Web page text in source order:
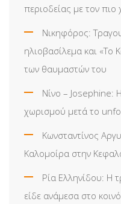
περιοδείας με τον πιο
Νικηφόρος:
ηλιοβασίλεμα και «Το
των θαυμαστών του
Νίνο – Josephine:
χωρισμού μετά το
Κωνσταντίνος
Καλομοίρα στην
Ρία Ελληνίδου: H
είδε ανάμεσα στο